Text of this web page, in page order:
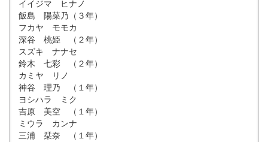
イイジマ ヒナノ
飯島 陽菜乃（３年）
フカヤ モモカ
深谷 桃姫 （２年）
スズキ ナナセ
鈴木 七彩 （２年）
カミヤ リノ
神谷 理乃 （１年）
ヨシハラ ミク
吉原 美空 （１年）
ミウラ カンナ
三浦 栞奈 （１年）